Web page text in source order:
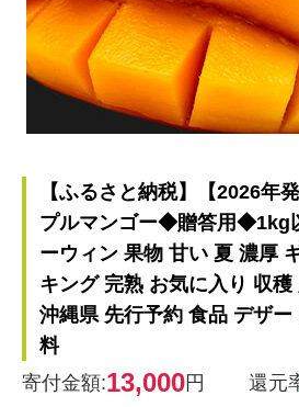
【ふるさと納税】【2026年
プルマンゴー◆贈答用◆1kg
ーウィン 果物 甘い 夏 濃厚
キング 完熟 お気に入り 収
沖縄県 先行予約 食品 デザ
料
寄付金額:13,000円 還元